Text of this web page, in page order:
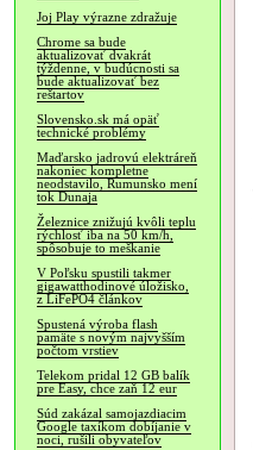
Joj Play výrazne zdražuje
Chrome sa bude
aktualizovať dvakrát
týždenne, v budúcnosti sa
bude aktualizovať bez
reštartov
Slovensko.sk má opäť
technické problémy
Maďarsko jadrovú elektráreň
nakoniec kompletne
neodstavilo, Rumunsko mení
tok Dunaja
Železnice znižujú kvôli teplu
rýchlosť iba na 50 km/h,
spôsobuje to meškanie
V Poľsku spustili takmer
gigawatthodinové úložisko,
z LiFePO4 článkov
Spustená výroba flash
pamäte s novým najvyšším
počtom vrstiev
Telekom pridal 12 GB balík
pre Easy, chce zaň 12 eur
Súd zakázal samojazdiacim
Google taxíkom dobíjanie v
noci, rušili obyvateľov